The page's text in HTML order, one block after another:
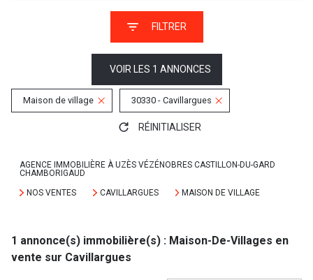
FILTRER
VOIR LES 1 ANNONCES
Maison de village 30330 - Cavillargues
RÉINITIALISER
AGENCE IMMOBILIÈRE À UZÈS VÉZÉNOBRES CASTILLON-DU-GARD
CHAMBORIGAUD
NOS VENTES
CAVILLARGUES MAISON DE VILLAGE
1 annonce(s) immobilière(s) : Maison-De-Villages en
vente sur Cavillargues